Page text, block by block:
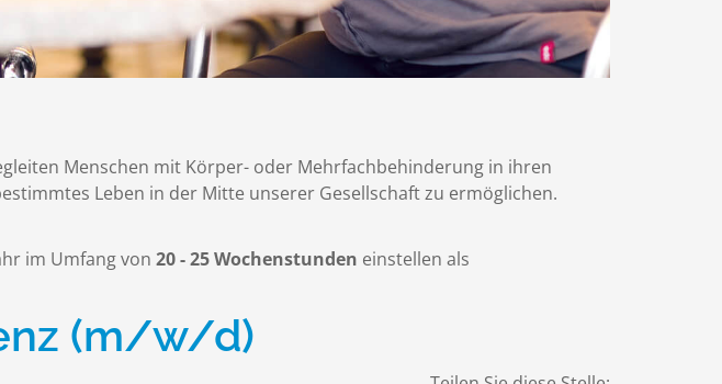
(m/w/d)
Menschen mit Körper- oder Mehrfachbehinderung in ihren
Leben in der Mitte unserer Gesellschaft zu ermöglichen.
im Umfang von 20 - 25 Wochenstunden einstellen als